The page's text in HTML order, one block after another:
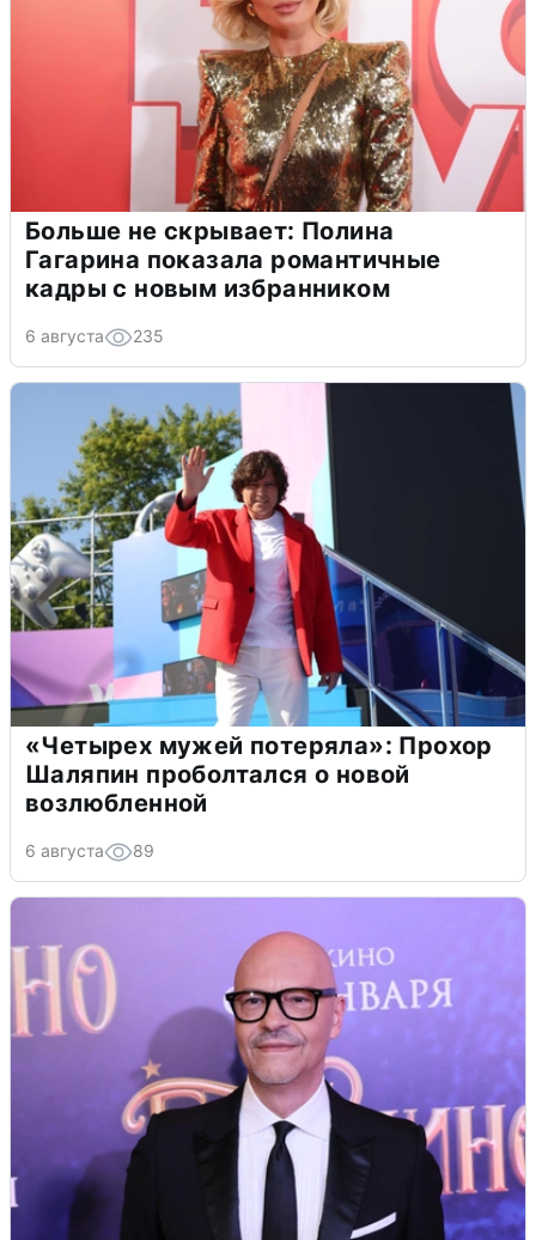
Больше не скрывает: Полина
Гагарина показала романтичные
кадры с новым избранником
6 августа 235
«Четырех мужей потеряла»: Прохор
Шаляпин проболтался о новой
возлюбленной
6 августа 89